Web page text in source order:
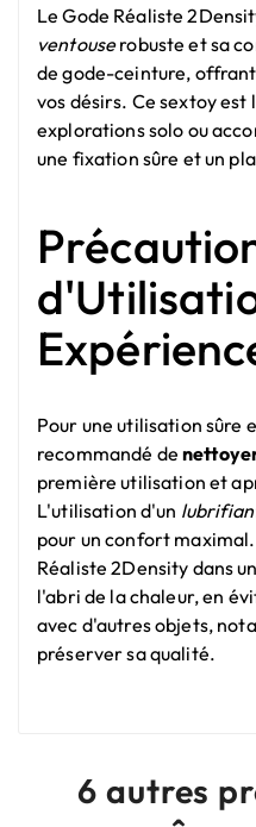
Le Gode Réaliste
ventouserobuste et sa
de gode-ceinture,
vos désirs. Ce sextoy
explorations solo ou
une fixation sûre et un
Pour une utilisation sûre
recommandé de
première utilisation et
L'utilisation d'un
pour un confort
Réaliste 2Density dans
l'abri de la chaleur, en
avec d'autres objets,
préserver sa qualité.
6 autres